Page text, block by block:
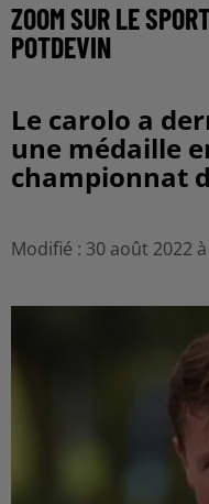
ZOOM SUR LE
POTDEVIN
Le carolo a
une médaille
championnat
Modifié : 30 août 2022